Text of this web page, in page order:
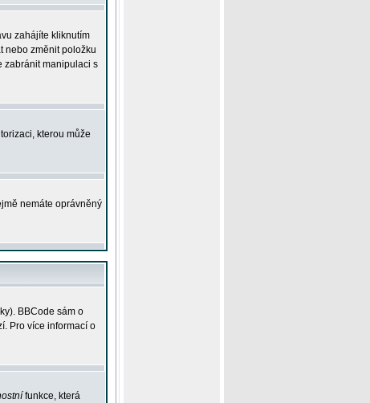
zahájíte kliknutím
nebo změnit položku
zabránit manipulaci s
kterou může
nemáte oprávněný
BBCode sám o
Pro více informací o
funkce, která